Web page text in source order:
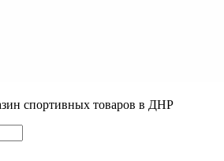
спортивных товаров в ДНР